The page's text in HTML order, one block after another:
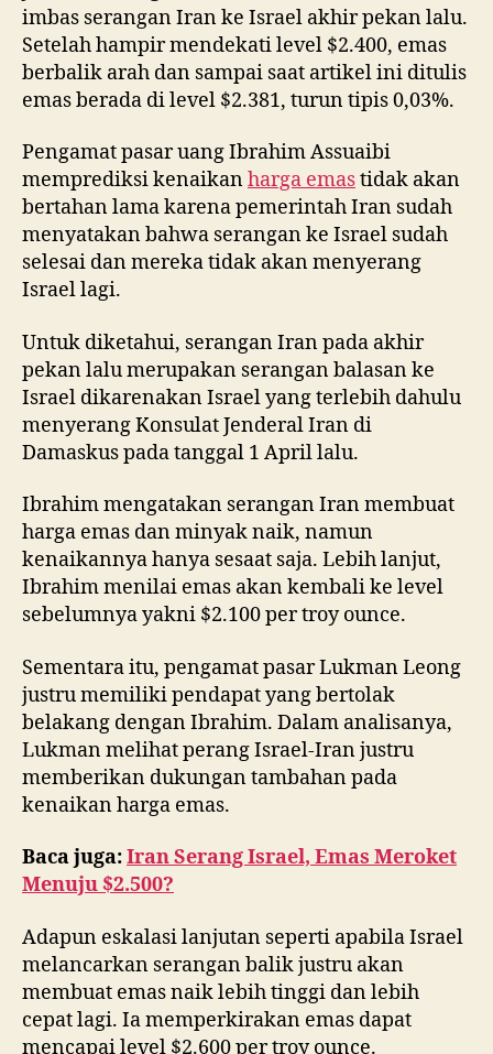
imbas serangan Iran ke Israel akhir pekan lalu.
Setelah hampir mendekati level $2.400, emas
berbalik arah dan sampai saat artikel ini ditulis
emas berada di level $2.381, turun tipis 0,03%.
Pengamat pasar uang Ibrahim Assuaibi
memprediksi kenaikanharga emastidak akan
bertahan lama karena pemerintah Iran sudah
menyatakan bahwa serangan ke Israel sudah
selesai dan mereka tidak akan menyerang
Israel lagi.
Untuk diketahui, serangan Iran pada akhir
pekan lalu merupakan serangan balasan ke
Israel dikarenakan Israel yang terlebih dahulu
menyerang Konsulat Jenderal Iran di
Damaskus pada tanggal 1 April lalu.
Ibrahim mengatakan serangan Iran membuat
harga emas dan minyak naik, namun
kenaikannya hanya sesaat saja. Lebih lanjut,
Ibrahim menilai emas akan kembali ke level
sebelumnya yakni $2.100 per troy ounce.
Sementara itu, pengamat pasar Lukman Leong
justru memiliki pendapat yang bertolak
belakang dengan Ibrahim. Dalam analisanya,
Lukman melihat perang Israel-Iran justru
memberikan dukungan tambahan pada
kenaikan harga emas.
Baca juga:Iran Serang Israel, Emas Meroket
Menuju $2.500?
Adapun eskalasi lanjutan seperti apabila Israel
melancarkan serangan balik justru akan
membuat emas naik lebih tinggi dan lebih
cepat lagi. Ia memperkirakan emas dapat
mencapai level $2.600 per troy ounce.